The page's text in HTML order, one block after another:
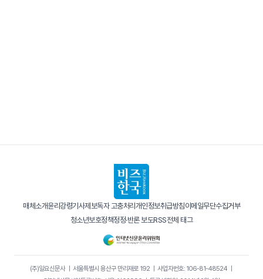
매체소개윤리강령기사제보독자 고충처리 개인정보취급방침이메일무단수집거부
청소년보호정책정정·반론 보도RSS전체 태그
(주)일요신문사｜ 서울특별시 용산구 만리재로 192｜ 사업자번호: 106-81-48524｜